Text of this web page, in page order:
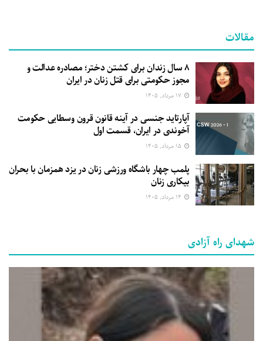
مقالات
۸ سال زندان برای کشتن دختر؛ مصادره عدالت و
مجوز حکومتی برای قتل زنان در ایران
آپارتاید جنسی در آینه قانون قرون وسطایی حکومت
آخوندی در ایران، قسمت اول
پلمب چهار باشگاه ورزشی زنان در یزد همزمان با بحران
بیکاری زنان
شهدای راه آزادی